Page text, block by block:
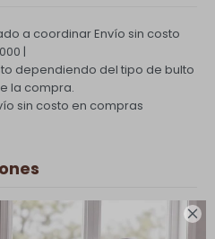

a coordinarEnvío sin costo
|
dependiendo del tipo de bulto
la compra.
sin costo en compras
tienen un plazo de 5 días para